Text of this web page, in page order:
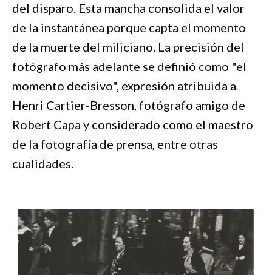
del disparo. Esta mancha consolida el valor
de la instantánea porque capta el momento
de la muerte del miliciano. La precisión del
fotógrafo más adelante se definió como "el
momento decisivo", expresión atribuida a
Henri Cartier-Bresson, fotógrafo amigo de
Robert Capa y considerado como el maestro
de la fotografía de prensa, entre otras
cualidades.